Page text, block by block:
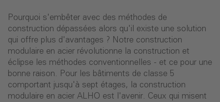
Pourquoi s'embêter avec des méthodes de
construction dépassées alors qu'il existe une solution
qui offre plus d'avantages ? Notre construction
modulaire en acier révolutionne la construction et
éclipse les méthodes conventionnelles - et ce pour une
bonne raison. Pour les bâtiments de classe 5
comportant jusqu'à sept étages, la construction
modulaire en acier ALHO est l'avenir. Ceux qui misent